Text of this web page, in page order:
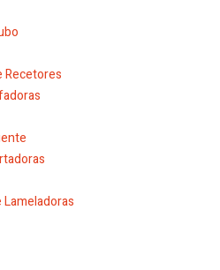
Recetores
Lameladoras